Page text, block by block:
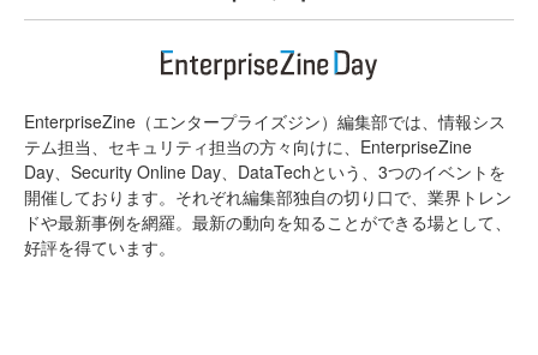
EnterpriseZine（エンタープライズジン）編集部では、情報シス
テム担当、セキュリティ担当の方々向けに、EnterpriseZine
Day、Security Online Day、DataTechという、3つのイベントを
開催しております。それぞれ編集部独自の切り口で、業界トレン
ドや最新事例を網羅。最新の動向を知ることができる場として、
好評を得ています。